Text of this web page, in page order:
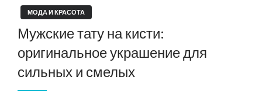
МОДА И КРАСОТА
Мужские тату на кисти:
оригинальное украшение для
сильных и смелых